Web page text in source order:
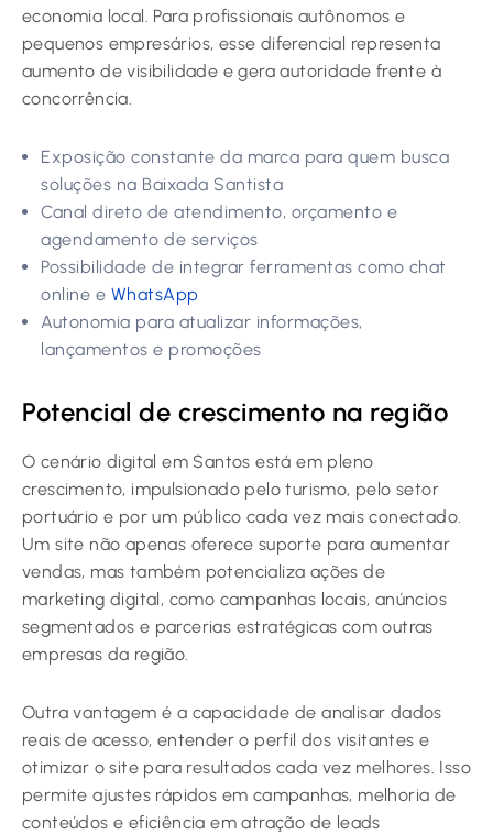
economia local. Para profissionais autônomos e
pequenos empresários, esse diferencial representa
aumento de visibilidade e gera autoridade frente à
concorrência.
Exposição constante da marca para quem busca
soluções na Baixada Santista
Canal direto de atendimento, orçamento e
agendamento de serviços
Possibilidade de integrar ferramentas como chat
online e WhatsApp
Autonomia para atualizar informações,
lançamentos e promoções
Potencial de crescimento na região
O cenário digital em Santos está em pleno
crescimento, impulsionado pelo turismo, pelo setor
portuário e por um público cada vez mais conectado.
Um site não apenas oferece suporte para aumentar
vendas, mas também potencializa ações de
marketing digital, como campanhas locais, anúncios
segmentados e parcerias estratégicas com outras
empresas da região.
Outra vantagem é a capacidade de analisar dados
reais de acesso, entender o perfil dos visitantes e
otimizar o site para resultados cada vez melhores. Isso
permite ajustes rápidos em campanhas, melhoria de
conteúdos e eficiência em atração de leads